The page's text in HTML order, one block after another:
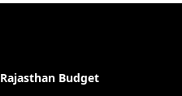
Rajasthan Budget